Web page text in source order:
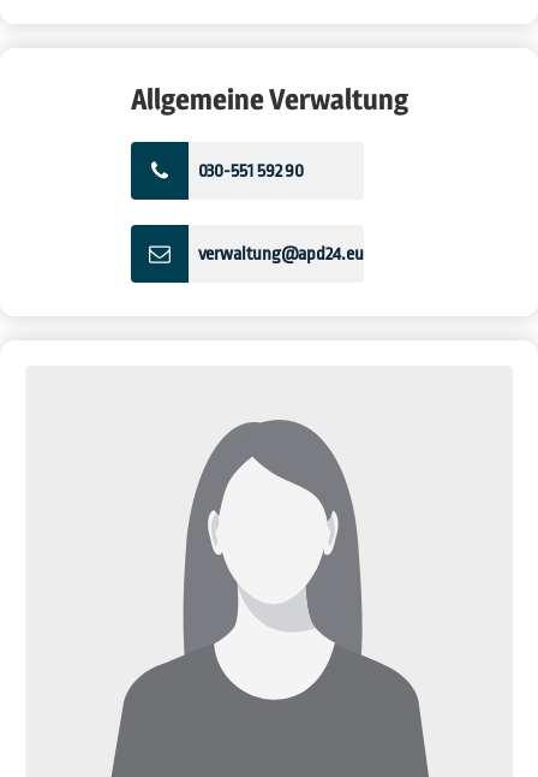
Allgemeine Verwaltung
030-551 592 90
verwaltung@apd24.eu